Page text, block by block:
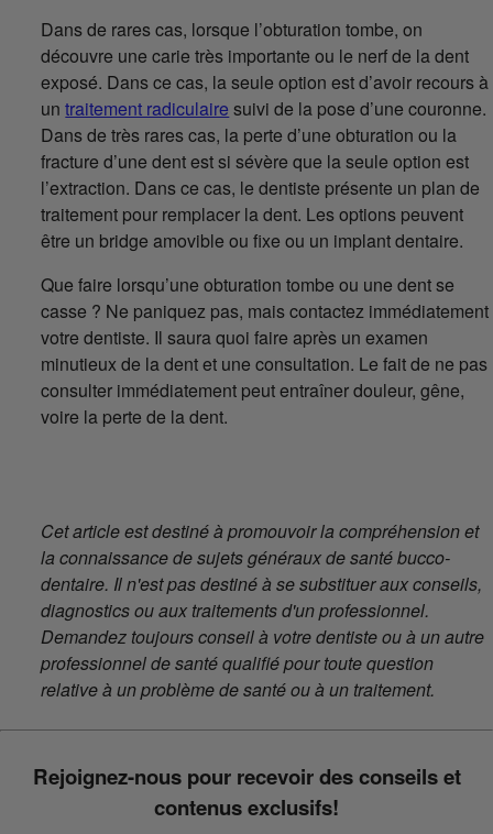
Dans de rares cas, lorsque l’obturation tombe, on
découvre une carie très importante ou le nerf de la dent
exposé. Dans ce cas, la seule option est d’avoir recours à
untraitement radiculaire suivi de la pose d’une couronne.
Dans de très rares cas, la perte d’une obturation ou la
fracture d’une dent est si sévère que la seule option est
l’extraction. Dans ce cas, le dentiste présente un plan de
traitement pour remplacer la dent. Les options peuvent
être un bridge amovible ou fixe ou un implant dentaire.
Que faire lorsqu’une obturation tombe ou une dent se
casse ? Ne paniquez pas, mais contactez immédiatement
votre dentiste. Il saura quoi faire après un examen
minutieux de la dent et une consultation. Le fait de ne pas
consulter immédiatement peut entraîner douleur, gêne,
voire la perte de la dent.
Cet article est destiné à promouvoir la compréhension et
la connaissance de sujets généraux de santé bucco-
dentaire. Il n'est pas destiné à se substituer aux conseils,
diagnostics ou aux traitements d'un professionnel.
Demandez toujours conseil à votre dentiste ou à un autre
professionnel de santé qualifié pour toute question
relative à un problème de santé ou à un traitement.
Rejoignez-nous pour recevoir des conseils et
contenus exclusifs!